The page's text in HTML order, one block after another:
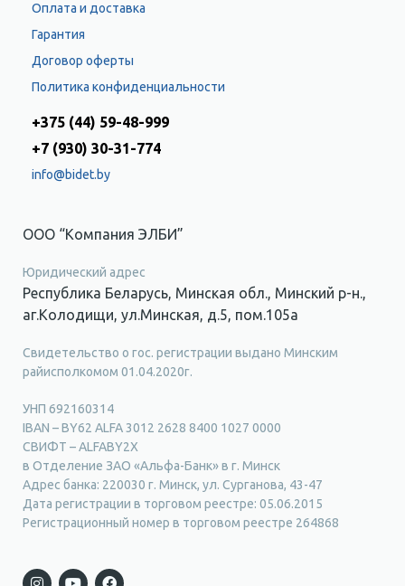
Оплата и доставка
Гарантия
Договор оферты
Политика конфиденциальности
+375 (44) 59-48-999
+7 (930) 30-31-774
info@bidet.by
ООО “Компания ЭЛБИ”
Юридический адрес
Республика Беларусь, Минская обл., Минский р-н.,
аг.Колодищи, ул.Минская, д.5, пом.105а
Свидетельство о гос. регистрации выдано Минским
райисполкомом 01.04.2020г.
УНП 692160314
IBAN – BY62 ALFA 3012 2628 8400 1027 0000
СВИФТ – ALFABY2X
в Отделение ЗАО «Альфа-Банк» в г. Минск
Адрес банка: 220030 г. Минск, ул. Сурганова, 43-47
Дата регистрации в торговом реестре: 05.06.2015
Регистрационный номер в торговом реестре 264868